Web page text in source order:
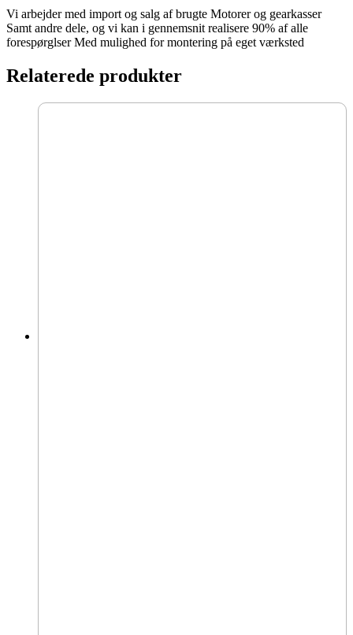
Vi arbejder med import og salg af brugte Motorer og gearkasser
Samt andre dele, og vi kan i gennemsnit realisere 90% af alle
forespørglser Med mulighed for montering på eget værksted
Relaterede produkter